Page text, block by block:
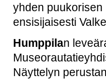
yhden
ensisijaisesti
Humppilan
Näyttelyn